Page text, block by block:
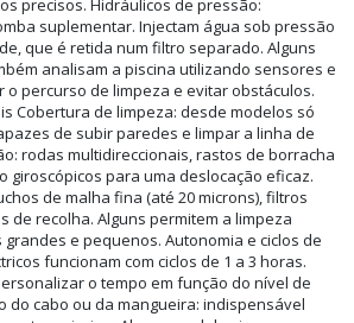
suplementar. Injectam água sob pressão
que é retida num filtro separado. Alguns
analisam a piscina utilizando sensores e
percurso de limpeza e evitar obstáculos.
Cobertura de limpeza: desde modelos só
de subir paredes e limpar a linha de
rodas multidireccionais, rastos de borracha
giroscópicos para uma deslocação eficaz.
de malha fina (até 20 microns), filtros
de recolha. Alguns permitem a limpeza
e pequenos. Autonomia e ciclos de
funcionam com ciclos de 1 a 3 horas.
o tempo em função do nível de
do cabo ou da mangueira: indispensável